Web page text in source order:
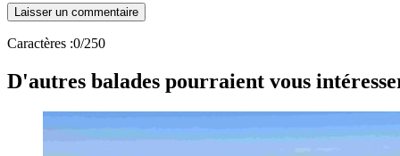
Caractères :0/250
D'autres balades pourraient vous